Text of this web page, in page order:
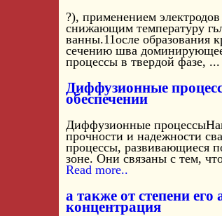
?), применением
снижающим температуру
ванны.11осле образования
сечению шва
процессы в твердой фазе, ...
Диффузионные
обеспечении
Диффузионные
прочности и надежности
процессы, развивающиеся
зоне. Они связаны с тем,
Read more..
а также от степени
концентрация